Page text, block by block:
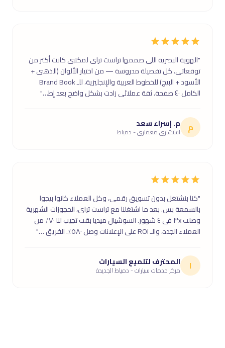
"الهوية البصرية اللى صممها تراست تراى لمكتبى كانت أكتر من
توقعاتى. كل تفصيلة مدروسة — من اختيار الألوان (الذهبى +
الأسود + البيج) للخطوط العربية والإنجليزية، للـ Brand Book
الكامل ٤٠ صفحة. ثقة عملائى زادت بشكل واضح بعد إط…"
م م. إسراء سعد
استشارى معمارى - دمياط
"كنا بنشتغل بدون تسويق رقمى، وكل العملاء كانوا بيجوا
بالسمعة بس. بعد ما اشتغلنا مع تراست تراى، الحجوزات الشهرية
وصلت ٣x فى ٤ شهور. السوشيال ميديا بقت تجيب لنا ٧٠٪ من
العملاء الجدد، والـ ROI على الإعلانات وصل ٥٨٠٪. الفريق …"
ا المحترف لتلميع السيارات
مركز خدمات سيارات - دمياط الجديدة